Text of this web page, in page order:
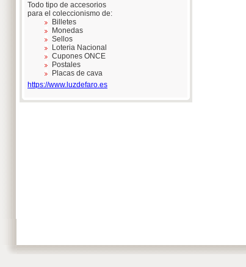
Todo tipo de accesorios
para el coleccionismo de:
Billetes
Monedas
Sellos
Loteria Nacional
Cupones ONCE
Postales
Placas de cava
https://www.luzdefaro.es